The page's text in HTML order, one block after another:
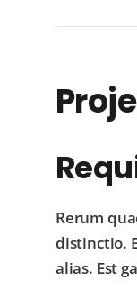
Rerum
distinctio.
alias. Est